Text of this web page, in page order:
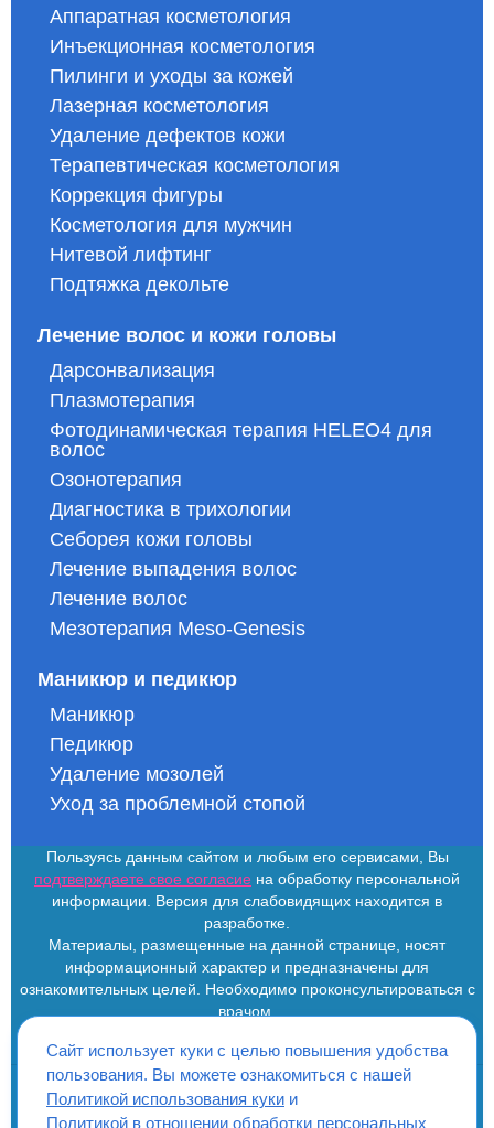
Аппаратная косметология
Инъекционная косметология
Пилинги и уходы за кожей
Лазерная косметология
Удаление дефектов кожи
Терапевтическая косметология
Коррекция фигуры
Косметология для мужчин
Нитевой лифтинг
Подтяжка декольте
Лечение волос и кожи головы
Дарсонвализация
Плазмотерапия
Фотодинамическая терапия HELEO4 для
волос
Озонотерапия
Диагностика в трихологии
Себорея кожи головы
Лечение выпадения волос
Лечение волос
Мезотерапия Meso-Genesis
Маникюр и педикюр
Маникюр
Педикюр
Удаление мозолей
Уход за проблемной стопой
Пользуясь данным сайтом и любым его сервисами, Вы
подтверждаете свое согласие на обработку персональной
информации. Версия для слабовидящих находится в
разработке.
Материалы, размещенные на данной странице, носят
информационный характер и предназначены для
ознакомительных целей. Необходимо проконсультироваться с
врачом.
ИМЕЮТСЯ ПРОТИВОПОКАЗАНИЯ. НЕОБХОДИМО
Сайт использует куки с целью повышения удобства
пользования. Вы можете ознакомиться с нашей
Политикой использования куки и
Политикой в отношении обработки персональных